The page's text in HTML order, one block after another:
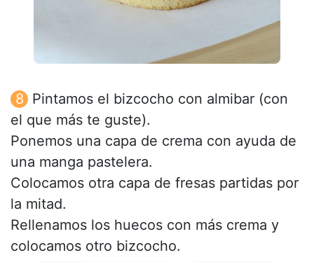
Pintamos el bizcocho con almibar (con
el que más te guste).
Ponemos una capa de crema con ayuda de
una manga pastelera.
Colocamos otra capa de fresas partidas por
la mitad.
Rellenamos los huecos con más crema y
colocamos otro bizcocho.